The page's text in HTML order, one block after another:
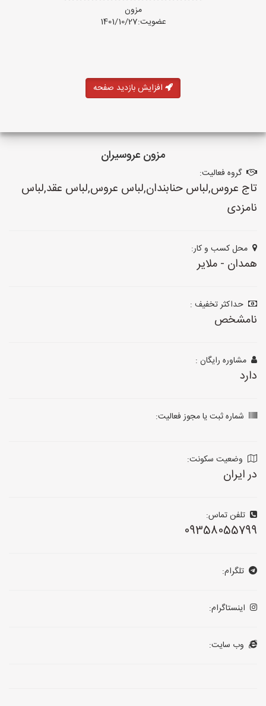
مزون
عضویت:1401/10/27
افزایش بازدید صفحه
مزون عروسیران
گروه فعالیت:
تاج عروس,لباس حنابندان,لباس عروس,لباس عقد,لباس
نامزدی
محل کسب و کار:
همدان - ملایر
حداکثر تخفیف :
نامشخص
مشاوره رایگان :
دارد
شماره ثبت یا مجوز فعالیت:
وضعیت سکونت:
در ایران
تلفن تماس:
09358055799
تلگرام:
اینستاگرام:
وب سایت: